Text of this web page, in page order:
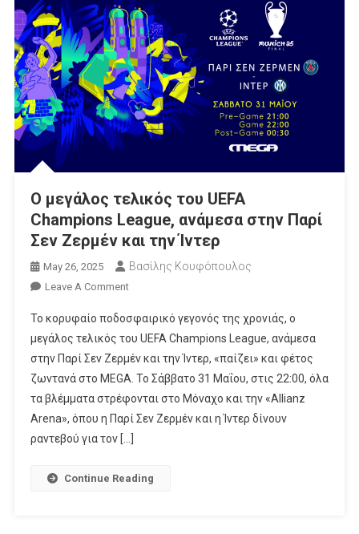
O μεγάλος τελικός του UEFA
Champions League, ανάμεσα στην Παρί
Σεν Ζερμέν και την Ίντερ
May 26, 2025 Βασίλης Κουφόπουλος
Leave A CommentOn
Μεγάλος
Τελικός
Του
UEFA
Champions
League,
Ανάμεσα
Το κορυφαίο ποδοσφαιρικό γεγονός της χρονιάς, ο
μεγάλος τελικός του UEFA Champions League, ανάμεσα
στην Παρί Σεν Ζερμέν και την Ίντερ, «παίζει» και φέτος
ζωντανά στο MEGA. Το Σάββατο 31 Μαΐου, στις 22:00, όλα
τα βλέμματα στρέφονται στο Μόναχο και την «Allianz
Arena», όπου η Παρί Σεν Ζερμέν και η Ίντερ δίνουν
ραντεβού για τον […]
Continue Reading